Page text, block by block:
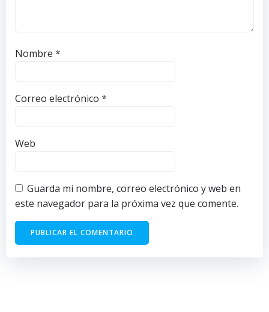
Nombre *
Correo electrónico *
Web
Guarda mi nombre, correo electrónico y web en
este navegador para la próxima vez que comente.